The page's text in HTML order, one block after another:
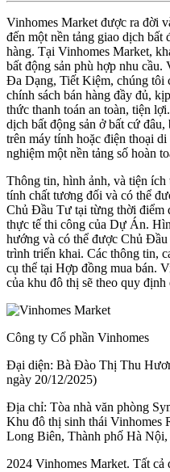
Vinhomes Market được ra đời
đến một nền tảng giao dịch bất
hàng. Tại Vinhomes Market,
bất động sản phù hợp nhu
Đa Dạng, Tiết Kiệm, chúng tôi
chính sách bán hàng đầy đủ,
thức thanh toán an toàn, tiện
dịch bất động sản ở bất cứ
trên máy tính hoặc điện thoại
nghiệm một nền tảng số hoàn
Thông tin, hình ảnh, và tiện
tính chất tương đối và có thể
Chủ Đầu Tư tại từng thời điểm
thực tế thi công của Dự Án.
hướng và có thể được Chủ
trình triển khai. Các thông tin,
cụ thể tại Hợp đồng mua bán.
của khu đô thị sẽ theo quy định
Công ty Cổ phần Vinhomes
Đại diện: Bà Đào Thị Thu
ngày 20/12/2025)
Địa chỉ: Tòa nhà văn phòng
Khu đô thị sinh thái Vinhomes
Long Biên, Thành phố Hà
2024 Vinhomes Market. Tất cả